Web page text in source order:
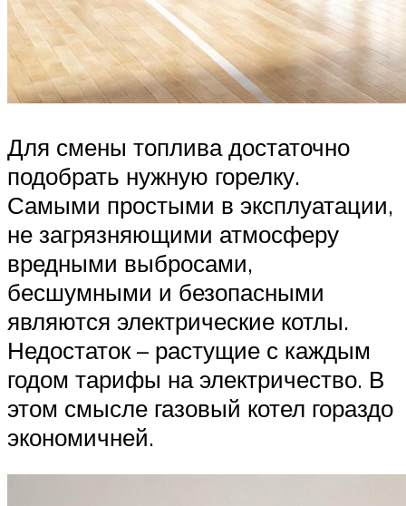
Для смены топлива достаточно
подобрать нужную горелку.
Самыми простыми в эксплуатации,
не загрязняющими атмосферу
вредными выбросами,
бесшумными и безопасными
являются электрические котлы.
Недостаток – растущие с каждым
годом тарифы на электричество. В
этом смысле газовый котел гораздо
экономичней.